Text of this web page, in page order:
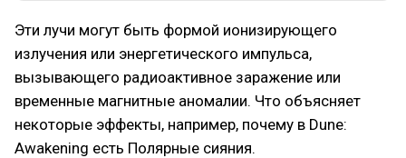
Эти лучи могут быть формой ионизирующего
излучения или энергетического импульса,
вызывающего радиоактивное заражение или
временные магнитные аномалии. Что объясняет
некоторые эффекты, например, почему в Dune:
Awakening есть Полярные сияния.